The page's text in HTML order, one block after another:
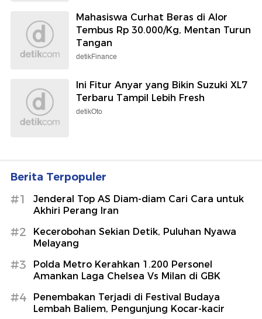
Mahasiswa Curhat Beras di Alor
Tembus Rp 30.000/Kg, Mentan Turun
Tangan
detikFinance
Ini Fitur Anyar yang Bikin Suzuki XL7
Terbaru Tampil Lebih Fresh
detikOto
Berita Terpopuler
#1
Jenderal Top AS Diam-diam Cari Cara untuk
Akhiri Perang Iran
#2
Kecerobohan Sekian Detik, Puluhan Nyawa
Melayang
#3
Polda Metro Kerahkan 1.200 Personel
Amankan Laga Chelsea Vs Milan di GBK
#4
Penembakan Terjadi di Festival Budaya
Lembah Baliem, Pengunjung Kocar-kacir